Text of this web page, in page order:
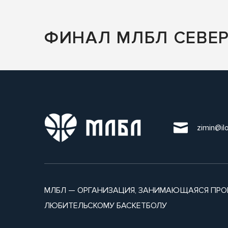
ФИНАЛ МЛБЛ
МЛБЛ — ОРГАНИЗАЦИЯ, ЗАНИМАЮЩАЯСЯ
ЛЮБИТЕЛЬСКОМУ БАСКЕТБОЛУ